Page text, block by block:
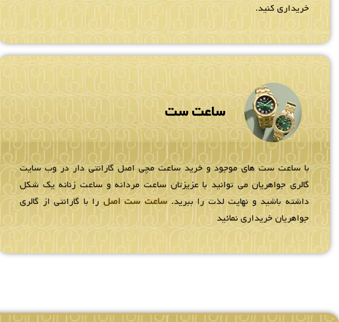
خریداری کنید.
ساعت ست
با ساعت ست های موجود و خرید ساعت مچی اصل گارانتی دار در وب سایت
گالری جواهریان می توانید با عزیزتان ساعت مردانه و ساعت زنانه یک شکل
داشته باشید و نهایت لذت را ببرید.ساعت ست اصل را با گارانتی از گالری
جواهریان خریداری نمائید